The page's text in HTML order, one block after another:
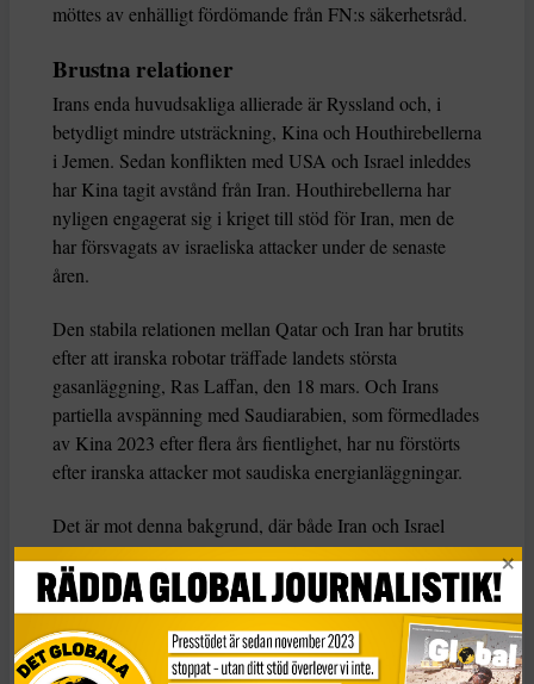
möttes av enhälligt fördömande från FN:s säkerhetsråd.
Brustna relationer
Irans enda huvudsakliga allierade är Ryssland och, i
betydligt mindre utsträckning, Kina och Houthirebellerna
i Jemen. Sedan konflikten med USA och Israel inleddes
har Kina tagit avstånd från Iran. Houthirebellerna har
nyligen engagerat sig i kriget till stöd för Iran, men de
har försvagats av israeliska attacker under de senaste
åren.
Den stabila relationen mellan Qatar och Iran har brutits
efter att iranska robotar träffade landets största
gasanläggning, Ras Laffan, den 18 mars. Och Irans
partiella avspänning med Saudiarabien, som förmedlades
av Kina 2023 efter flera års fientlighet, har nu förstörts
efter iranska attacker mot saudiska energianläggningar.
Det är mot denna bakgrund, där både Iran och Israel
betraktas som regionala parior, som Pakistan,
Saudiarabien, Turkiet och Egypten har intensifierat sina
ansträngningar för att skapa stabilitet i Mellanöstern.
En ny ordning?